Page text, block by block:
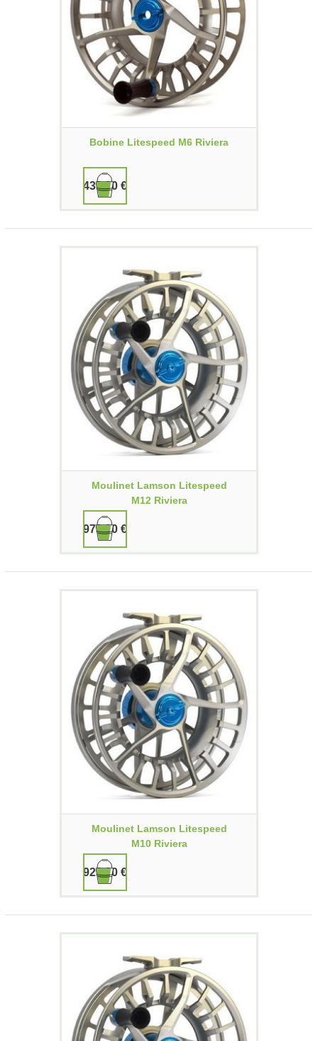
Bobine Litespeed M6 Riviera
439,90 €
Moulinet Lamson Litespeed
M12 Riviera
979,90 €
Moulinet Lamson Litespeed
M10 Riviera
929,90 €